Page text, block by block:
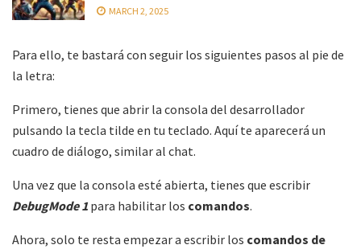
MARCH 2, 2025
Para ello, te bastará con seguir los siguientes pasos al pie de
la letra:
Primero, tienes que abrir la consola del desarrollador
pulsando la tecla tilde en tu teclado. Aquí te aparecerá un
cuadro de diálogo, similar al chat.
Una vez que la consola esté abierta, tienes que escribir
DebugMode 1 para habilitar los comandos.
Ahora, solo te resta empezar a escribir los comandos de